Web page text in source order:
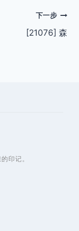
下一步
[21076] 森
印记。